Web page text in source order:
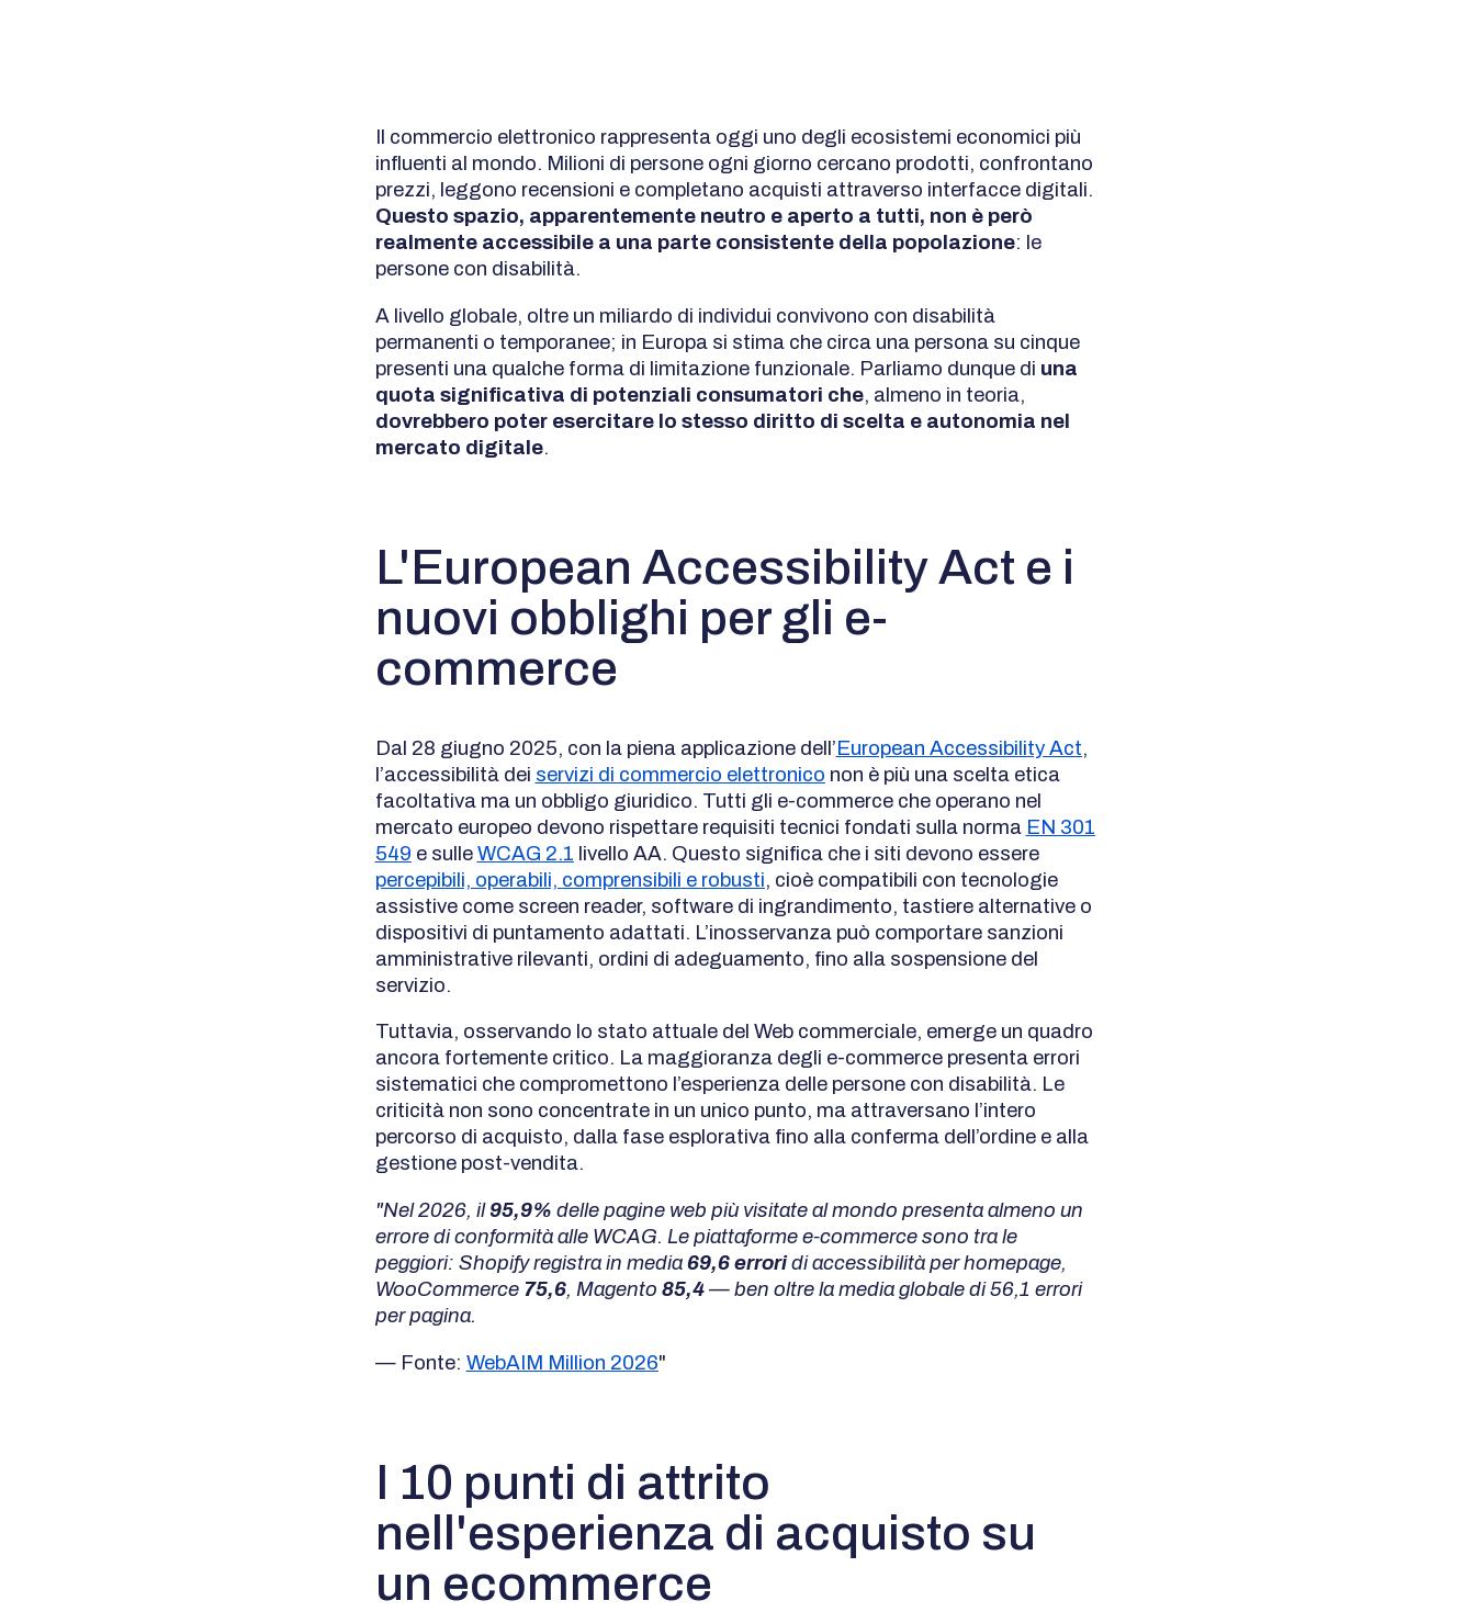
Il commercio elettronico rappresenta oggi uno degli ecosistemi economici più
influenti al mondo. Milioni di persone ogni giorno cercano prodotti, confrontano
prezzi, leggono recensioni e completano acquisti attraverso interfacce digitali.
Questo spazio, apparentemente neutro e aperto a tutti, non è però
realmente accessibile a una parte consistente della popolazione: le
persone con disabilità.
A livello globale, oltre un miliardo di individui convivono con disabilità
permanenti o temporanee; in Europa si stima che circa una persona su cinque
presenti una qualche forma di limitazione funzionale. Parliamo dunque di una
quota significativa di potenziali consumatori che, almeno in teoria,
dovrebbero poter esercitare lo stesso diritto di scelta e autonomia nel
mercato digitale.
L'European Accessibility Act e i
nuovi obblighi per gli e-
commerce
Dal 28 giugno 2025, con la piena applicazione dell’European Accessibility Act,
l’accessibilità dei servizi di commercio elettronico non è più una scelta etica
facoltativa ma un obbligo giuridico. Tutti gli e-commerce che operano nel
mercato europeo devono rispettare requisiti tecnici fondati sulla norma EN 301
549 e sulle WCAG 2.1 livello AA. Questo significa che i siti devono essere
percepibili, operabili, comprensibili e robusti, cioè compatibili con tecnologie
assistive come screen reader, software di ingrandimento, tastiere alternative o
dispositivi di puntamento adattati. L’inosservanza può comportare sanzioni
amministrative rilevanti, ordini di adeguamento, fino alla sospensione del
servizio.
Tuttavia, osservando lo stato attuale del Web commerciale, emerge un quadro
ancora fortemente critico. La maggioranza degli e-commerce presenta errori
sistematici che compromettono l’esperienza delle persone con disabilità. Le
criticità non sono concentrate in un unico punto, ma attraversano l’intero
percorso di acquisto, dalla fase esplorativa fino alla conferma dell’ordine e alla
gestione post-vendita.
"Nel 2026, il95,9% delle pagine web più visitate al mondo presenta almeno un
errore di conformità alle WCAG. Le piattaforme e-commerce sono tra le
peggiori: Shopify registra in media 69,6 erroridi accessibilità per homepage,
WooCommerce 75,6, Magento 85,4— ben oltre la media globale di 56,1 errori
per pagina.
— Fonte: WebAIM Million 2026"
I 10 punti di attrito
nell'esperienza di acquisto su
un ecommerce